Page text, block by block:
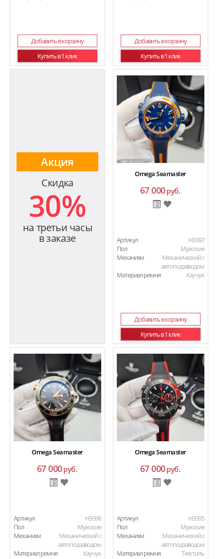
Добавить в корзину
Купить в 1 клик
Добавить в корзину
Купить в 1 клик
Акция
Скидка
30%
на третьи часы
в заказе
Omega Seamaster
67 000руб.
Артикул
HЭ397
Пол
Мужские
Механизм
Механический с
автоподзаводом
Материал ремня
Каучук
Добавить в корзину
Купить в 1 клик
Omega Seamaster
67 000руб.
Артикул
HЭ396
Пол
Мужские
Механизм
Механический с
автоподзаводом
Материал ремня
Каучук
Omega Seamaster
67 000руб.
Артикул
HЭ395
Пол
Мужские
Механизм
Механический с
автоподзаводом
Материал ремня
Текстиль